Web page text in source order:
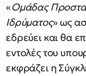
«Ομάδας
Ιδρύματος» ως
εδρεύει και θα
εντολές του
εκφράζει η